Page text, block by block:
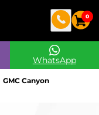
0
WhatsApp
GMC Canyon